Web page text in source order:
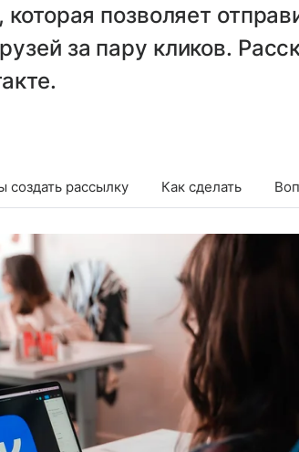
позволяет
за пару кликов.
создать рассылку Как сделать